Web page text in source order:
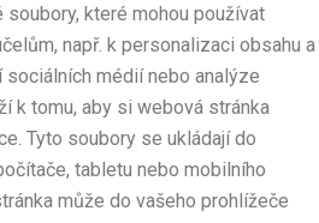
které mohou používat
např. k personalizaci obsahu a
médií nebo analýze
k tomu, aby si webová stránka
Tyto soubory se ukládají do
tabletu nebo mobilního
může do vašeho prohlížeče